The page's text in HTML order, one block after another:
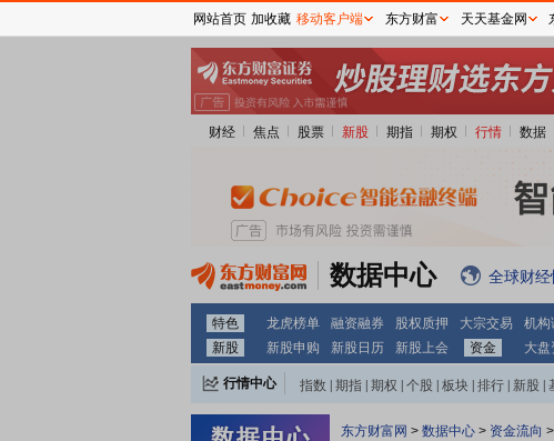
财经 焦点 股票 新股 期指 期权 行情 数据
数据中心 全球财经
特色 龙虎榜单 融资融券 股权质押 大宗交易 机构
新股
新股申购 新股日历 新股上会 资金 大盘
行情中心 指数 期指 期权 个股 板块 排行 新股
东方财富网 > 数据中心 > 资金流向 >
网站首页 加收藏 移动客户端 东方财富 天天基金网